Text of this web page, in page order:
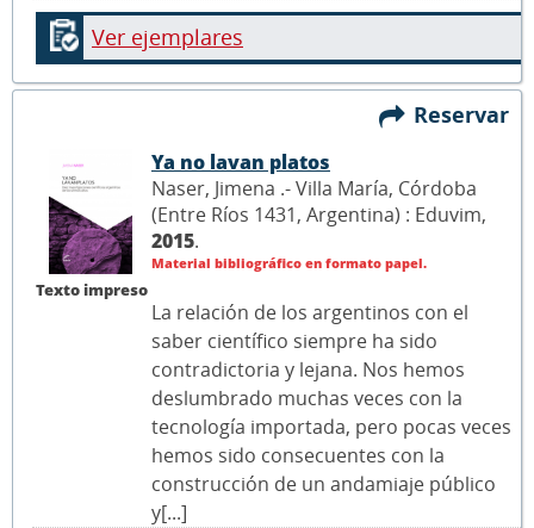
Ver ejemplares
Reservar
Texto impreso
Ya no lavan platos
Naser, Jimena .- Villa María, Córdoba
(Entre Ríos 1431, Argentina) : Eduvim,
2015.
Material bibliográfico en formato papel.
La relación de los argentinos con el
saber científico siempre ha sido
contradictoria y lejana. Nos hemos
deslumbrado muchas veces con la
tecnología importada, pero pocas veces
hemos sido consecuentes con la
construcción de un andamiaje público
y[...]